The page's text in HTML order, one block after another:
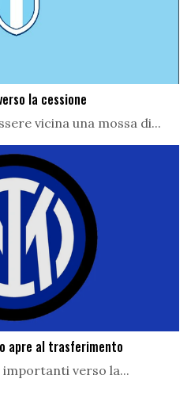
la cessione
vicina una mossa di...
apre al trasferimento
verso la...